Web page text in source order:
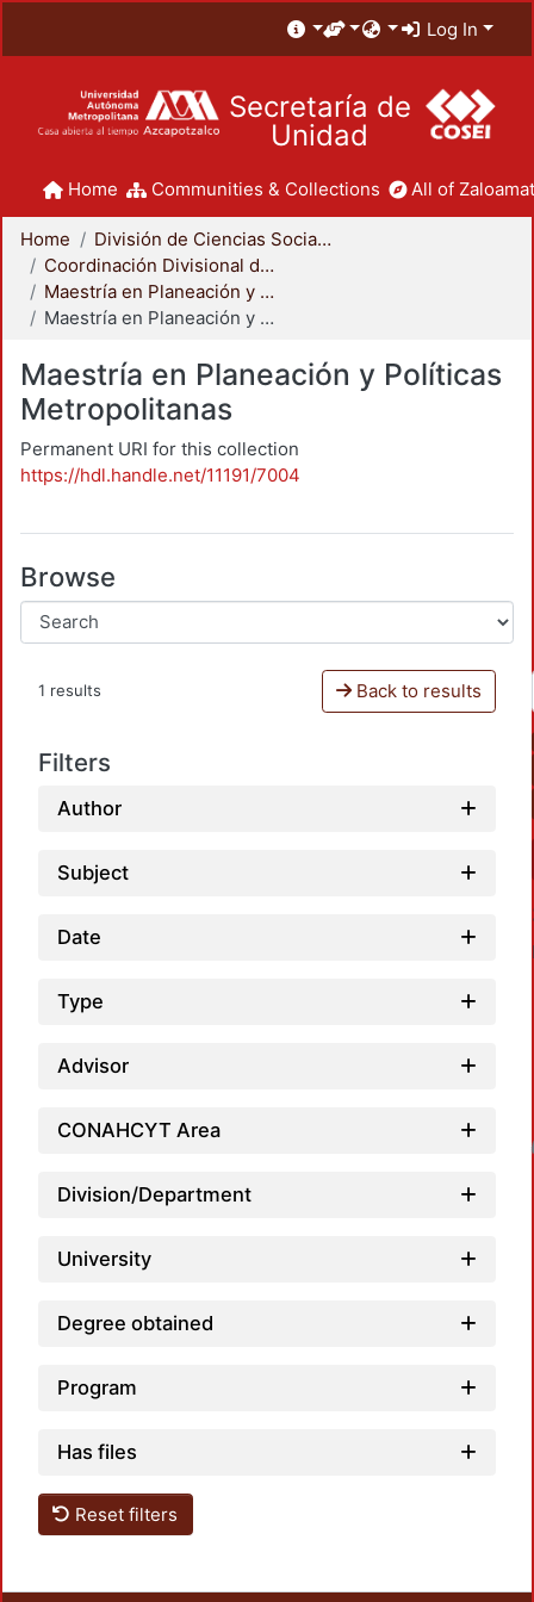
Log In
Secretaría de
Unidad
Home Communities & Collections All of
Home
División de Ciencias Sociales y Humanidades
Coordinación Divisional de Posgrado
Maestría en Planeación y Políticas Metropolitanas
Maestría en Planeación y Políticas Metropolitanas
Maestría en Planeación y Políticas
Metropolitanas
Permanent URI for this collection
https://hdl.handle.net/11191/7004
Browse
1 results Back to results
Filters
Author
Subject
Date
Type
Advisor
CONAHCYT Area
Division/Department
University
Degree obtained
Program
Has files
Reset filters